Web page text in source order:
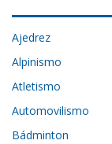
Ajedrez
Alpinismo
Atletismo
Automovilismo
Bádminton